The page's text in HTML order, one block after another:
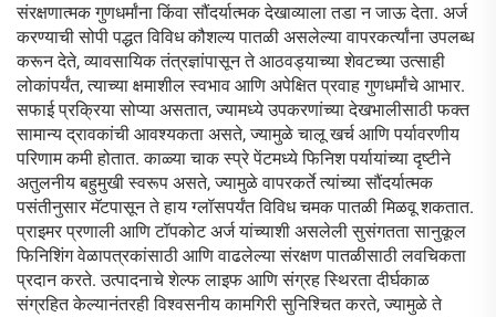
संरक्षणात्मक गुणधर्मांना किंवा सौंदर्यात्मक देखाव्याला तडा न जाऊ देता. अर्ज
करण्याची सोपी पद्धत विविध कौशल्य पातळी असलेल्या वापरकर्त्यांना उपलब्ध
करून देते, व्यावसायिक तंत्रज्ञांपासून ते आठवड्याच्या शेवटच्या उत्साही
लोकांपर्यंत, त्याच्या क्षमाशील स्वभाव आणि अपेक्षित प्रवाह गुणधर्मांचे आभार.
सफाई प्रक्रिया सोप्या असतात, ज्यामध्ये उपकरणांच्या देखभालीसाठी फक्त
सामान्य द्रावकांची आवश्यकता असते, ज्यामुळे चालू खर्च आणि पर्यावरणीय
परिणाम कमी होतात. काळ्या चाक स्प्रे पेंटमध्ये फिनिश पर्यायांच्या दृष्टीने
अतुलनीय बहुमुखी स्वरूप असते, ज्यामुळे वापरकर्ते त्यांच्या सौंदर्यात्मक
पसंतीनुसार मॅटपासून ते हाय ग्लॉसपर्यंत विविध चमक पातळी मिळवू शकतात.
प्राइमर प्रणाली आणि टॉपकोट अर्ज यांच्याशी असलेली सुसंगतता सानुकूल
फिनिशिंग वेळापत्रकांसाठी आणि वाढलेल्या संरक्षण पातळीसाठी लवचिकता
प्रदान करते. उत्पादनाचे शेल्फ लाइफ आणि संग्रह स्थिरता दीर्घकाळ
संग्रहित केल्यानंतरही विश्वसनीय कामगिरी सुनिश्चित करते, ज्यामुळे ते